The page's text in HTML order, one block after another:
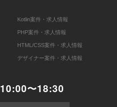
Kotlin案件・求人情報
PHP案件・求人情報
HTML/CSS案件・求人情報
デザイナー案件・求人情報
10:00〜18:30